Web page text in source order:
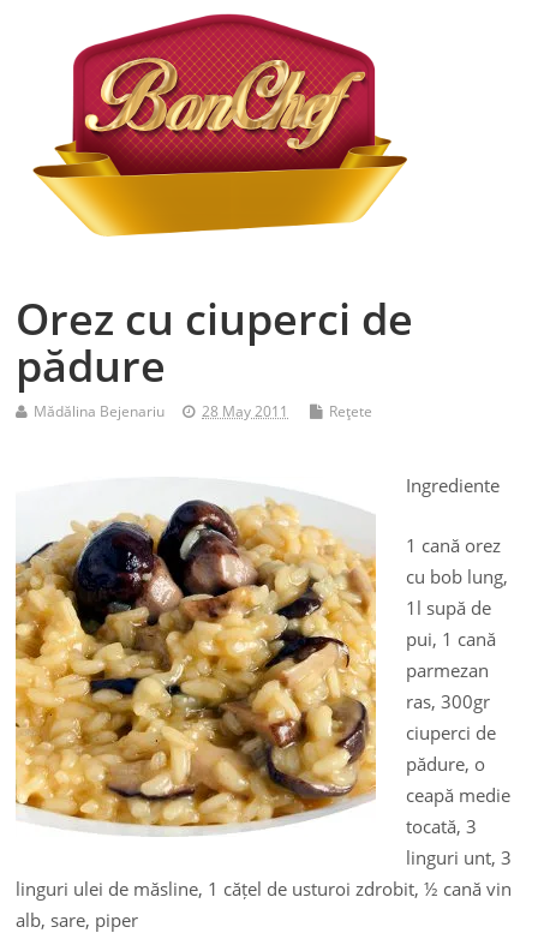
Orez cu ciuperci de
pădure
Mădălina Bejenariu 28 May 2011 Reţete
Ingrediente
1 cană orez
cu bob lung,
1l supă de
pui, 1 cană
parmezan
ras, 300gr
ciuperci de
pădure, o
ceapă medie
tocată, 3
linguri unt, 3
linguri ulei de măsline, 1 cățel de usturoi zdrobit, ½ cană vin
alb, sare, piper